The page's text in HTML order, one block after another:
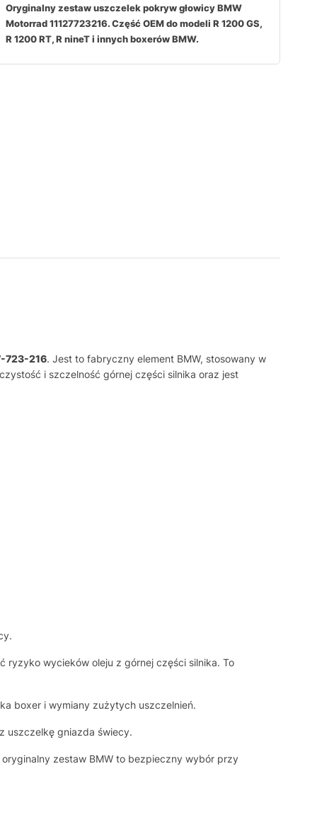
Oryginalny zestaw uszczelek pokryw głowicy BMW
Motorrad 11127723216. Część OEM do modeli R 1200 GS,
R 1200 RT, R nineT i innych boxerów BMW.
723-216. Jest to fabryczny element BMW, stosowany w
i szczelność górnej części silnika oraz jest
wycieków oleju z górnej części silnika. To
boxer i wymiany zużytych uszczelnień.
uszczelkę gniazda świecy.
zestaw BMW to bezpieczny wybór przy